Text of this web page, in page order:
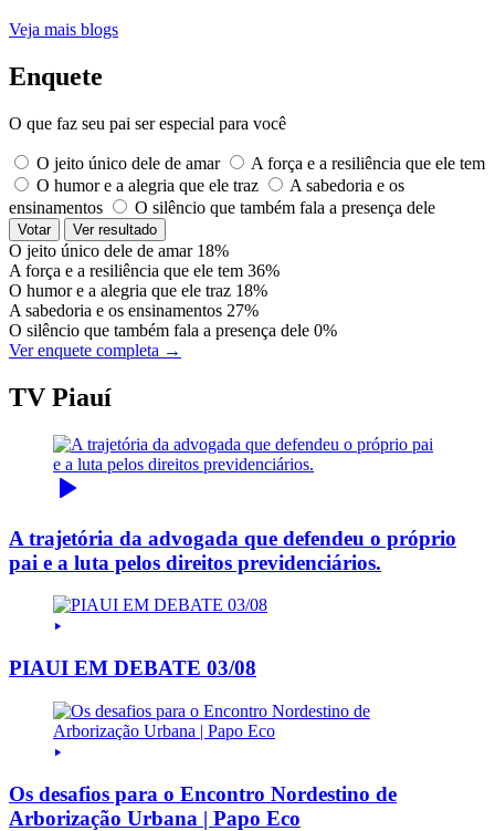
Veja mais blogs
Enquete
O que faz seu pai ser especial para você
O jeito único dele de amar
A força e a resiliência que ele tem
O humor e a alegria que ele traz
A sabedoria e os
ensinamentos
O silêncio que também fala a presença dele
Votar Ver resultado
O jeito único dele de amar 18%
A força e a resiliência que ele tem 36%
O humor e a alegria que ele traz 18%
A sabedoria e os ensinamentos 27%
O silêncio que também fala a presença dele 0%
Ver enquete completa →
TV Piauí
A trajetória da advogada que defendeu o próprio
pai e a luta pelos direitos previdenciários.
PIAUI EM DEBATE 03/08
Os desafios para o Encontro Nordestino de
Arborização Urbana | Papo Eco